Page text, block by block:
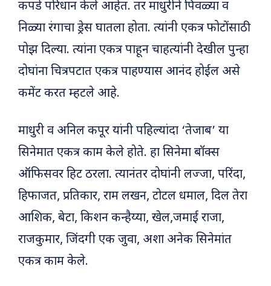
कपडे परिधान केले आहेत. तर माधुरीने पिवळ्या व
निळ्या रंगाचा ड्रेस घातला होता. त्यांनी एकत्र फोटोंसाठी
पोझ दिल्या. त्यांना एकत्र पाहून चाहत्यांनी देखील पुन्हा
दोघांना चित्रपटात एकत्र पाहण्यास आनंद होईल असे
कमेंट करत म्हटले आहे.
माधुरी व अनिल कपूर यांनी पहिल्यांदा ‘तेजाब’ या
सिनेमात एकत्र काम केले होते. हा सिनेमा बॉक्स
ऑफिसवर हिट ठरला. त्यानंतर दोघांनी लज्जा, परिंदा,
हिफाजत, प्रतिकार, राम लखन, टोटल धमाल, दिल तेरा
आशिक, बेटा, किशन कन्हैय्या, खेल,जमाई राजा,
राजकुमार, जिंदगी एक जुवा, अशा अनेक सिनेमांत
एकत्र काम केले.